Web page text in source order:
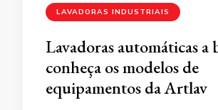
LAVADORAS INDUSTRIAIS
Lavadoras automáticas a
conheça os modelos de
equipamentos da Artlav